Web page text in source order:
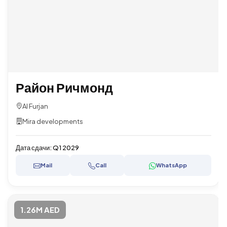
Район Ричмонд
Al Furjan
Mira developments
Дата сдачи:Q1 2029
Mail Call WhatsApp
1.26M AED